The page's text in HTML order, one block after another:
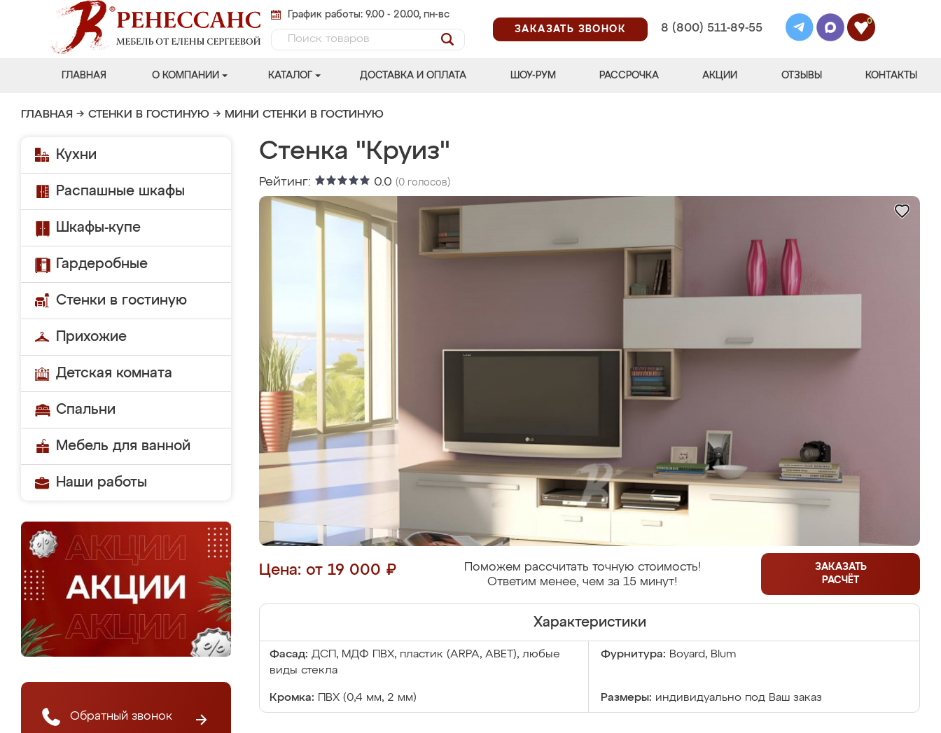
График работы: 9.00 - 20.00, пн-вс
ЗАКАЗАТЬ ЗВОНОК
8 (800) 511-89-55
0
ГЛАВНАЯ О КОМПАНИИ КАТАЛОГ ДОСТАВКА И ОПЛАТА ШОУ-РУМ РАССРОЧКА АКЦИИ ОТЗЫВЫ КОНТАКТЫ
ГЛАВНАЯ → СТЕНКИ В ГОСТИНУЮ → МИНИ СТЕНКИ В ГОСТИНУЮ
Кухни
Распашные шкафы
Шкафы-купе
Гардеробные
Стенки в гостиную
Прихожие
Детская комната
Спальни
Мебель для ванной
Наши работы
Обратный звонок
Стенка "Круиз"
Рейтинг: 0.0 (0 голосов)
Цена: от 19 000 ₽
Поможем рассчитать точную стоимость!
Ответим менее, чем за 15 минут!
ЗАКАЗАТЬ
РАСЧЁТ
Характеристики
Фасад: ДСП, МДФ ПВХ, пластик (ARPA, ABET), любые
виды стекла
Фурнитура: Boyard, Blum
Кромка: ПВХ (0,4 мм, 2 мм) Размеры: индивидуально под Ваш заказ